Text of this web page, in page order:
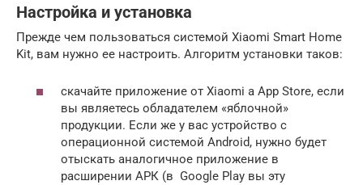
Настройка и установка
Прежде чем пользоваться системой Xiaomi Smart Home
Kit, вам нужно ее настроить. Алгоритм установки таков:
скачайте приложение от Xiaomi а App Store, если
вы являетесь обладателем «яблочной»
продукции. Если же у вас устройство с
операционной системой Android, нужно будет
отыскать аналогичное приложение в
расширении АРК (в Google Play вы эту